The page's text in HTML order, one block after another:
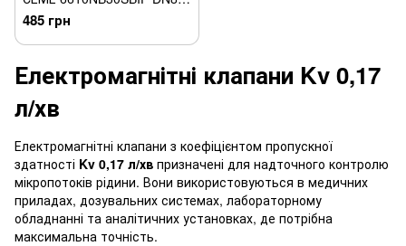
N.C.
485 грн
Електромагнітні клапани Kv 0,17
л/хв
Електромагнітні клапани з коефіцієнтом пропускної
здатності Kv 0,17 л/хв призначені для надточного контролю
мікропотоків рідини. Вони використовуються в медичних
приладах, дозувальних системах, лабораторному
обладнанні та аналітичних установках, де потрібна
максимальна точність.